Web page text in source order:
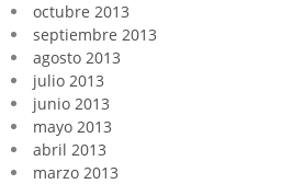
octubre 2013
septiembre 2013
agosto 2013
julio 2013
junio 2013
mayo 2013
abril 2013
marzo 2013